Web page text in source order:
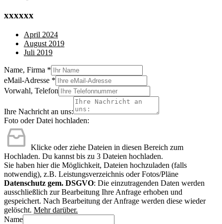
xxxxxx
April 2024
August 2019
Juli 2019
Name, Firma *
eMail-Adresse *
Vorwahl, Telefon
Ihre Nachricht an uns:
Foto oder Datei hochladen:
Klicke oder ziehe Dateien in diesen Bereich zum
Hochladen. Du kannst bis zu 3 Dateien hochladen.
Sie haben hier die Möglichkeit, Dateien hochzuladen (falls
notwendig), z.B. Leistungsverzeichnis oder Fotos/Pläne
Datenschutz gem. DSGVO: Die einzutragenden Daten werden
ausschließlich zur Bearbeitung Ihre Anfrage erhoben und
gespeichert. Nach Bearbeitung der Anfrage werden diese wieder
gelöscht. Mehr darüber.
Name